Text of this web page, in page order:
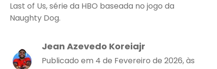
Last of Us, série da HBO baseada no jogo da
Naughty Dog.
Jean Azevedo Koreiajr
Publicado em 4 de Fevereiro de 2026, às